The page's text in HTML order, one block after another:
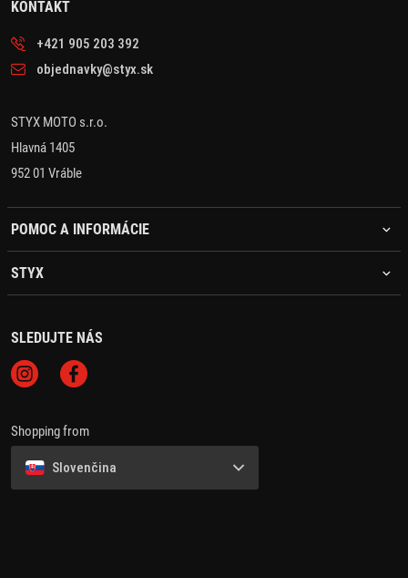
KONTAKT
+421 905 203 392
objednavky@styx.sk
STYX MOTO s.r.o.
Hlavná 1405
952 01 Vráble
POMOC A INFORMÁCIE
STYX
SLEDUJTE NÁS
Shopping from
Slovenčina